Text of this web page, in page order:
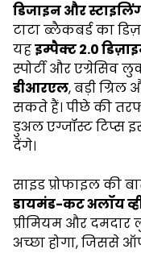
डिजाइन और
टाटा ब्लैकबर्ड का
यहइम्पैक्ट 2.0
स्पोर्टी और एग्रेसिव
डीआरएल, बड़ी
सकते हैं। पीछे की
डुअल एग्जॉस्ट टिप्स
देंगे।
साइड प्रोफाइल की
डायमंड-कट अलॉय
प्रीमियम और दमदार
अच्छा होगा, जिससे